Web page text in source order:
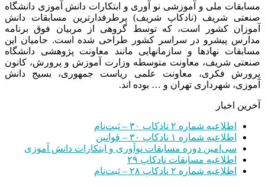
مسابقات ملی و آموزشی نو آوری و ابتکارات دانش آموزی دانشگاه
صنعتی شریف (نادکاپ شریف) پرطرفدارترین مسابقات دانش
آموزان کشور است، که توسط گروهی از مربیان فوق برنامه
مدارس پیشرو در سراسر کشور طراحی شده است. حامیان این
مسابقات نهادها و سازمانهایی مانند معاونت پژوهشی دانشگاه
صنعتی شریف، معاونت متوسطه وزارت آموزش و پرورش، کانون
پرورش فکری، معاونت علمی ریاست جمهوری، بسیج دانش
آموزی، شهرداری تهران و … بوده اند.
آخرین اخبار
اطلاعیه شماره ۲ نادکاپ ۳۰ – ثبت‌نام
اطلاعیه شماره ۱ نادکاپ ۳۰ – قوانین
سی‌امین دوره مسابقات نوآوری و ابتکارات دانش آموزی
اطلاعیه مسابقات نادکاپ ۲۹
اطلاعیه شماره ۲ نادکاپ ۲۸ – ثبت‌نام